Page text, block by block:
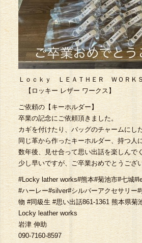
Ｌｏｃｋｙ ＬＥＡＴＨＥＲ ＷＯＲＫ
【ロッキー レザー ワークス】
ご依頼の【キーホルダー】
卒業の記念にご依頼頂きました。
カギを付けたり、バッグのチャームにし
同じ革から作ったキーホルダー、持つ人
数年後、見せ合って思い出話を楽しんで
少し早いですが、ご卒業おめでとうござ
#Locky lather works#熊本#菊池市#七城
#ハーレー#silver#シルバーアクセサリー
物 #同級生 #思い出話861-1361 熊本県菊
Locky leather works
岩津 伸助
090-7160-8597